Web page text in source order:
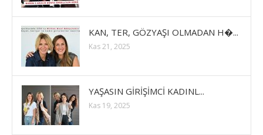
KAN, TER, GÖZYAŞI OLMADAN H�...
Kas 21, 2025
YAŞASIN GİRİŞİMCİ KADINL...
Kas 19, 2025